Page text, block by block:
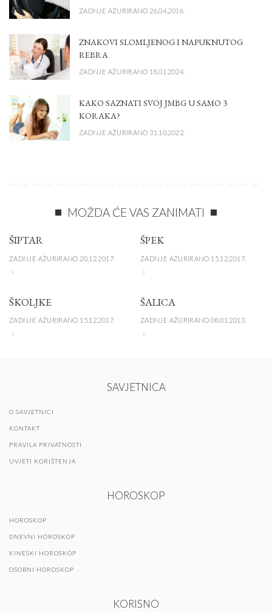
ZADNJE AŽURIRANO 26.04.2016.
ZNAKOVI SLOMLJENOG I NAPUKNUTOG
REBRA
ZADNJE AŽURIRANO 18.01.2024.
KAKO SAZNATI SVOJ JMBG U SAMO 3
KORAKA?
ZADNJE AŽURIRANO 31.10.2022.
MOŽDA ĆE VAS ZANIMATI
ŠIPTAR
ZADNJE AŽURIRANO 20.12.2017.
ŠPEK
ZADNJE AŽURIRANO 15.12.2017.
ŠKOLJKE
ZADNJE AŽURIRANO 15.12.2017.
ŠALICA
ZADNJE AŽURIRANO 08.01.2013.
SAVJETNICA
O SAVJETNICI
KONTAKT
PRAVILA PRIVATNOSTI
UVJETI KORIŠTENJA
HOROSKOP
HOROSKOP
DNEVNI HOROSKOP
KINESKI HOROSKOP
OSOBNI HOROSKOP
KORISNO